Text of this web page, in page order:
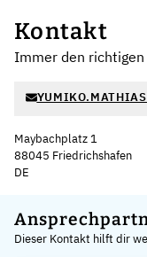
Kontakt
Immer den
Maybachplatz 1
88045 Friedrichshafen
DE
+
−
Dieser Kontakt hilft dir